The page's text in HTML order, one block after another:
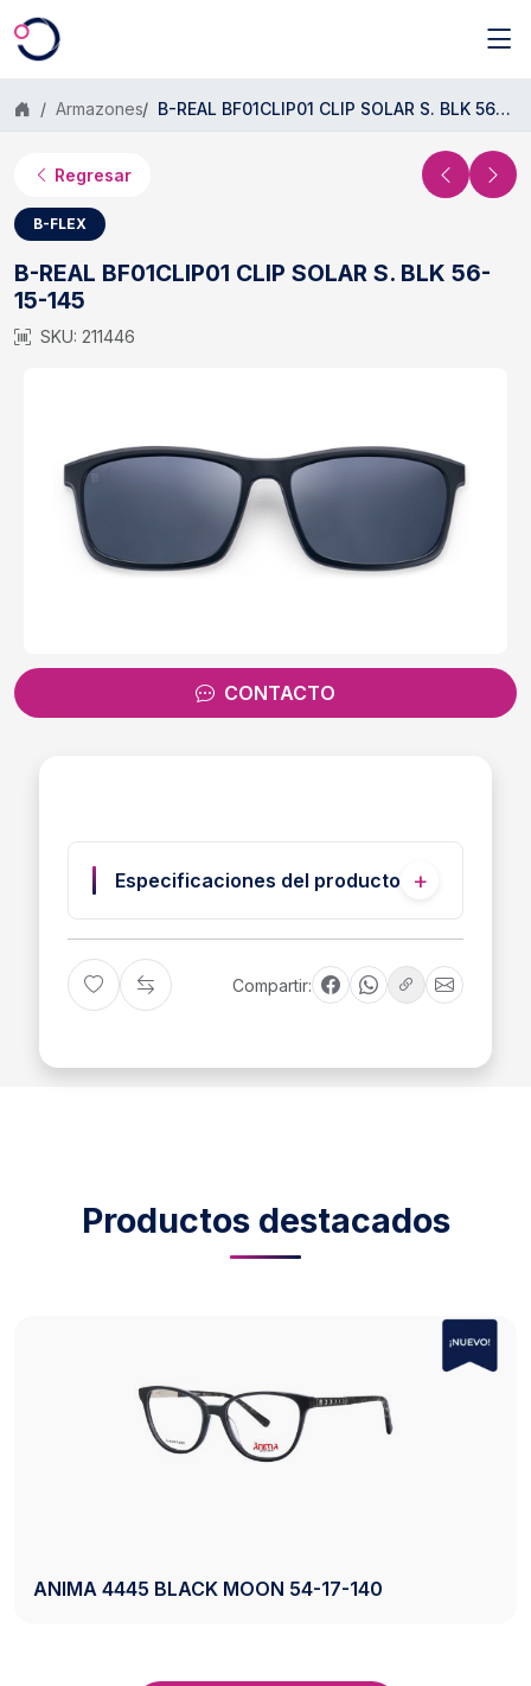
Saltar al contenido principal
Armazones B-REAL BF01CLIP01 CLIP SOLAR S. BLK 56-15-145
Regresar
B-FLEX
B-REAL BF01CLIP01 CLIP SOLAR S. BLK 56-
15-145
SKU: 211446
CONTACTO
Especificaciones del producto
Compartir:
Productos destacados
AXESS 2742 BLACK 50-20-140